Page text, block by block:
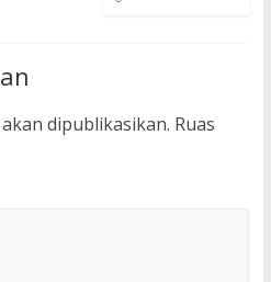
dipublikasikan. Ruas